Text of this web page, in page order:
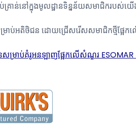
ប់គ្រាន់នៅក្នុងមូលដ្ឋានទិន្នន័យសមាជិករបស់
តិថិជន ដោយជ្រើសរើសសមាជិកថ្មីផ្អែកល
ាប់គំរូអនឡាញផ្អែកលើសំណួរ ESOMAR